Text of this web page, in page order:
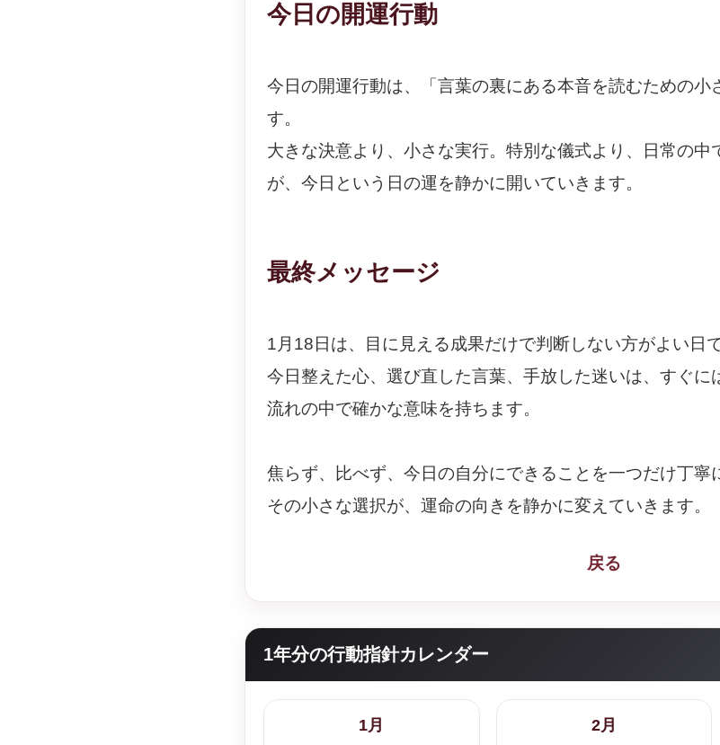
今日の開運行動
今日の開運行動は、「言葉の裏にある本音を読むための小
す。
大きな決意より、小さな実行。特別な儀式より、日常の中
が、今日という日の運を静かに開いていきます。
最終メッセージ
1月18日は、目に見える成果だけで判断しない方がよい日で
今日整えた心、選び直した言葉、手放した迷いは、すぐに
流れの中で確かな意味を持ちます。
焦らず、比べず、今日の自分にできることを一つだけ丁寧
その小さな選択が、運命の向きを静かに変えていきます。
戻る
1年分の行動指針カレンダー
1月 2月